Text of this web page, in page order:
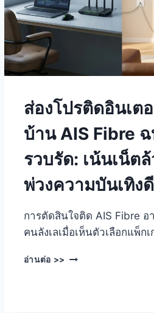
ส่องโปรติดอินเต
บ้าน AIS Fibre
รวบรัด: เน้นเน็ต
พ่วงความบันเทิง
การตัดสินใจติด AIS Fibre อ
คนลังเลเมื่อเห็นตัวเลือกแพ็ก
อ่านต่อ >> ส่อง